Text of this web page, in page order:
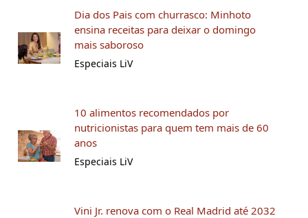
Dia dos Pais com churrasco: Minhoto
ensina receitas para deixar o domingo
mais saboroso
Especiais LiV
10 alimentos recomendados por
nutricionistas para quem tem mais de 60
anos
Especiais LiV
Vini Jr. renova com o Real Madrid até 2032